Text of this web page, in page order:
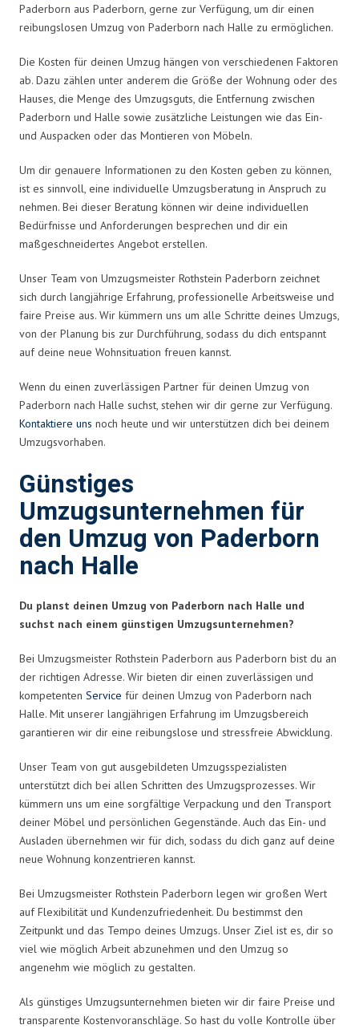
Paderborn aus Paderborn, gerne zur Verfügung, um dir einen
reibungslosen Umzug von Paderborn nach Halle zu ermöglichen.
Die Kosten für deinen Umzug hängen von verschiedenen Faktoren
ab. Dazu zählen unter anderem die Größe der Wohnung oder des
Hauses, die Menge des Umzugsguts, die Entfernung zwischen
Paderborn und Halle sowie zusätzliche Leistungen wie das Ein-
und Auspacken oder das Montieren von Möbeln.
Um dir genauere Informationen zu den Kosten geben zu können,
ist es sinnvoll, eine individuelle Umzugsberatung in Anspruch zu
nehmen. Bei dieser Beratung können wir deine individuellen
Bedürfnisse und Anforderungen besprechen und dir ein
maßgeschneidertes Angebot erstellen.
Unser Team von Umzugsmeister Rothstein Paderborn zeichnet
sich durch langjährige Erfahrung, professionelle Arbeitsweise und
faire Preise aus. Wir kümmern uns um alle Schritte deines Umzugs,
von der Planung bis zur Durchführung, sodass du dich entspannt
auf deine neue Wohnsituation freuen kannst.
Wenn du einen zuverlässigen Partner für deinen Umzug von
Paderborn nach Halle suchst, stehen wir dir gerne zur Verfügung.
Kontaktiere uns noch heute und wir unterstützen dich bei deinem
Umzugsvorhaben.
Günstiges
Umzugsunternehmen für
den Umzug von Paderborn
nach Halle
Du planst deinen Umzug von Paderborn nach Halle und
suchst nach einem günstigen Umzugsunternehmen?
Bei Umzugsmeister Rothstein Paderborn aus Paderborn bist du an
der richtigen Adresse. Wir bieten dir einen zuverlässigen und
kompetenten Service für deinen Umzug von Paderborn nach
Halle. Mit unserer langjährigen Erfahrung im Umzugsbereich
garantieren wir dir eine reibungslose und stressfreie Abwicklung.
Unser Team von gut ausgebildeten Umzugsspezialisten
unterstützt dich bei allen Schritten des Umzugsprozesses. Wir
kümmern uns um eine sorgfältige Verpackung und den Transport
deiner Möbel und persönlichen Gegenstände. Auch das Ein- und
Ausladen übernehmen wir für dich, sodass du dich ganz auf deine
neue Wohnung konzentrieren kannst.
Bei Umzugsmeister Rothstein Paderborn legen wir großen Wert
auf Flexibilität und Kundenzufriedenheit. Du bestimmst den
Zeitpunkt und das Tempo deines Umzugs. Unser Ziel ist es, dir so
viel wie möglich Arbeit abzunehmen und den Umzug so
angenehm wie möglich zu gestalten.
Als günstiges Umzugsunternehmen bieten wir dir faire Preise und
transparente Kostenvoranschläge. So hast du volle Kontrolle über